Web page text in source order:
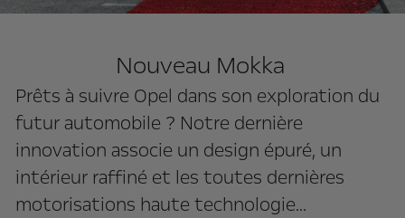
Nouveau Mokka
Prêts à suivre Opel dans son exploration du
futur automobile ? Notre dernière
innovation associe un design épuré, un
intérieur raffiné et les toutes dernières
motorisations haute technologie...